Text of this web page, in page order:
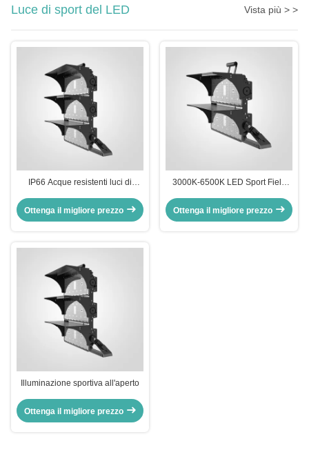
Luce di sport del LED Vista più > >
IP66 Acque resistenti luci di
energetico luci di campo da
tennis a LED 500W 1000W
Ottenga il migliore prezzo
3000K-6500K LED Sport Field
Sport Court Lampade
Ottenga il migliore prezzo
Illuminazione sportiva all'aperto
Ottenga il migliore prezzo